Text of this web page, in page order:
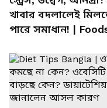
খাবার বদলালেই
পারে সমাধান! |